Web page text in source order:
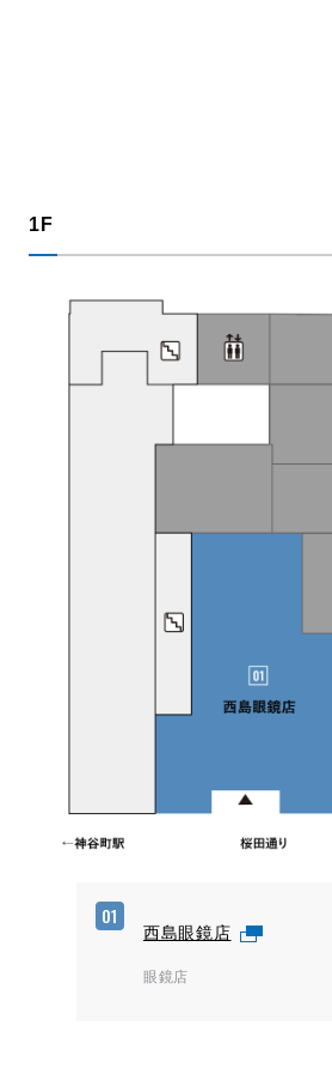
1F
01
西島眼鏡店
眼鏡店